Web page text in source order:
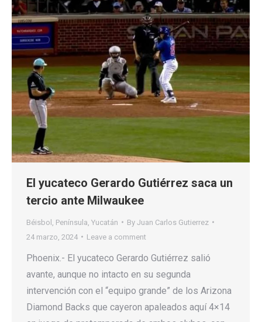
El yucateco Gerardo Gutiérrez saca un
tercio ante Milwaukee
Béisbol Península Yucatán By Juan Carlos Gutierrez
24 marzo, 2024
Leave a comment
Phoenix.- El yucateco Gerardo Gutiérrez salió
avante, aunque no intacto en su segunda
intervención con el “equipo grande” de los Arizona
Diamond Backs que cayeron apaleados aquí 4×14